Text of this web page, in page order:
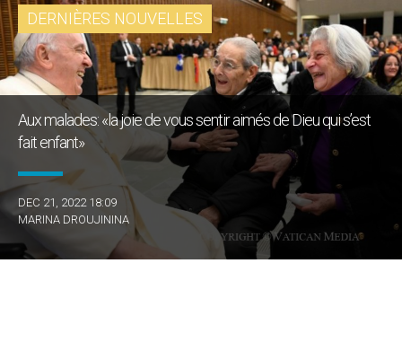
DERNIÈRES NOUVELLES
Aux malades: «la joie de vous sentir aimés de Dieu qui s’est
fait enfant»
DEC 21, 2022 18:09
MARINA DROUJININA